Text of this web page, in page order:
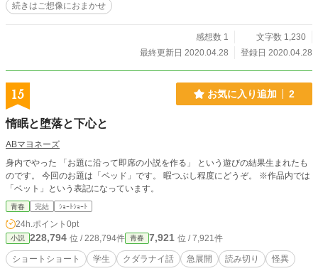
続きはご想像におまかせ
感想数 1
文字数 1,230
最終更新日 2020.04.28
登録日 2020.04.28
15 お気に入り追加 2
惰眠と堕落と下心と
ABマヨネーズ
身内でやった 「お題に沿って即席の小説を作る」 という遊びの結果生まれたも
のです。 今回のお題は「ベッド」です。 暇つぶし程度にどうぞ。 ※作品内では
「ベット」という表記になっています。
青春 完結 ｼｮｰﾄｼｮｰﾄ
24h.ポイント 0pt
小説 228,794 位 / 228,794件 青春 7,921 位 / 7,921件
ショートショート 学生 クダラナイ話 急展開 読み切り 怪異